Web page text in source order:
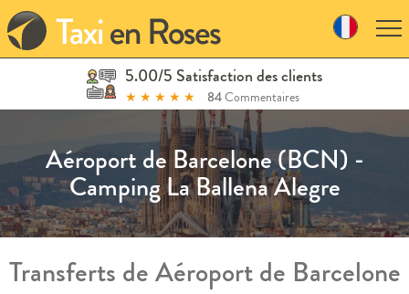
Skip
to
navigation
Skip
5.00/5 Satisfaction des clients
★ ★ ★ ★ ★ 84Commentaires
Aéroport de Barcelone (BCN) -
Camping La Ballena Alegre
Transferts de Aéroport de Barcelone